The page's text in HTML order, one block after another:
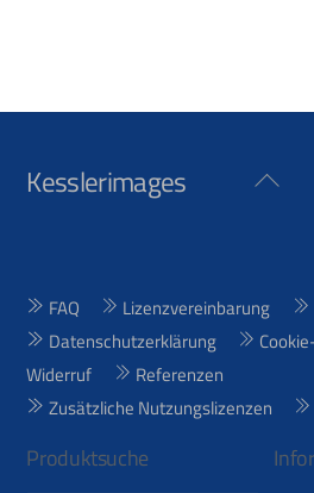
Back
Kesslerimages
FAQ Lizenzvereinbarung
Datenschutzerklärung
Widerruf
Referenzen
Zusätzliche Nutzungslizenzen
Produktsuche